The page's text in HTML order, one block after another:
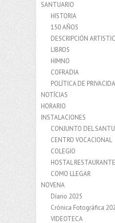
SANTUARIO
HISTORIA
150 AÑOS
DESCRIPCIÓN
LIBROS
HIMNO
COFRADIA
POLÍTICA DE
NOTÍCIAS
HORARIO
INSTALACIONES
CONJUNTO DEL
CENTRO VOCACIONAL
COLEGIO
HOSTAL RESTAURANTE
COMO LLEGAR
NOVENA
Díario 2025
Crónica Fotográfica
VIDEOTECA